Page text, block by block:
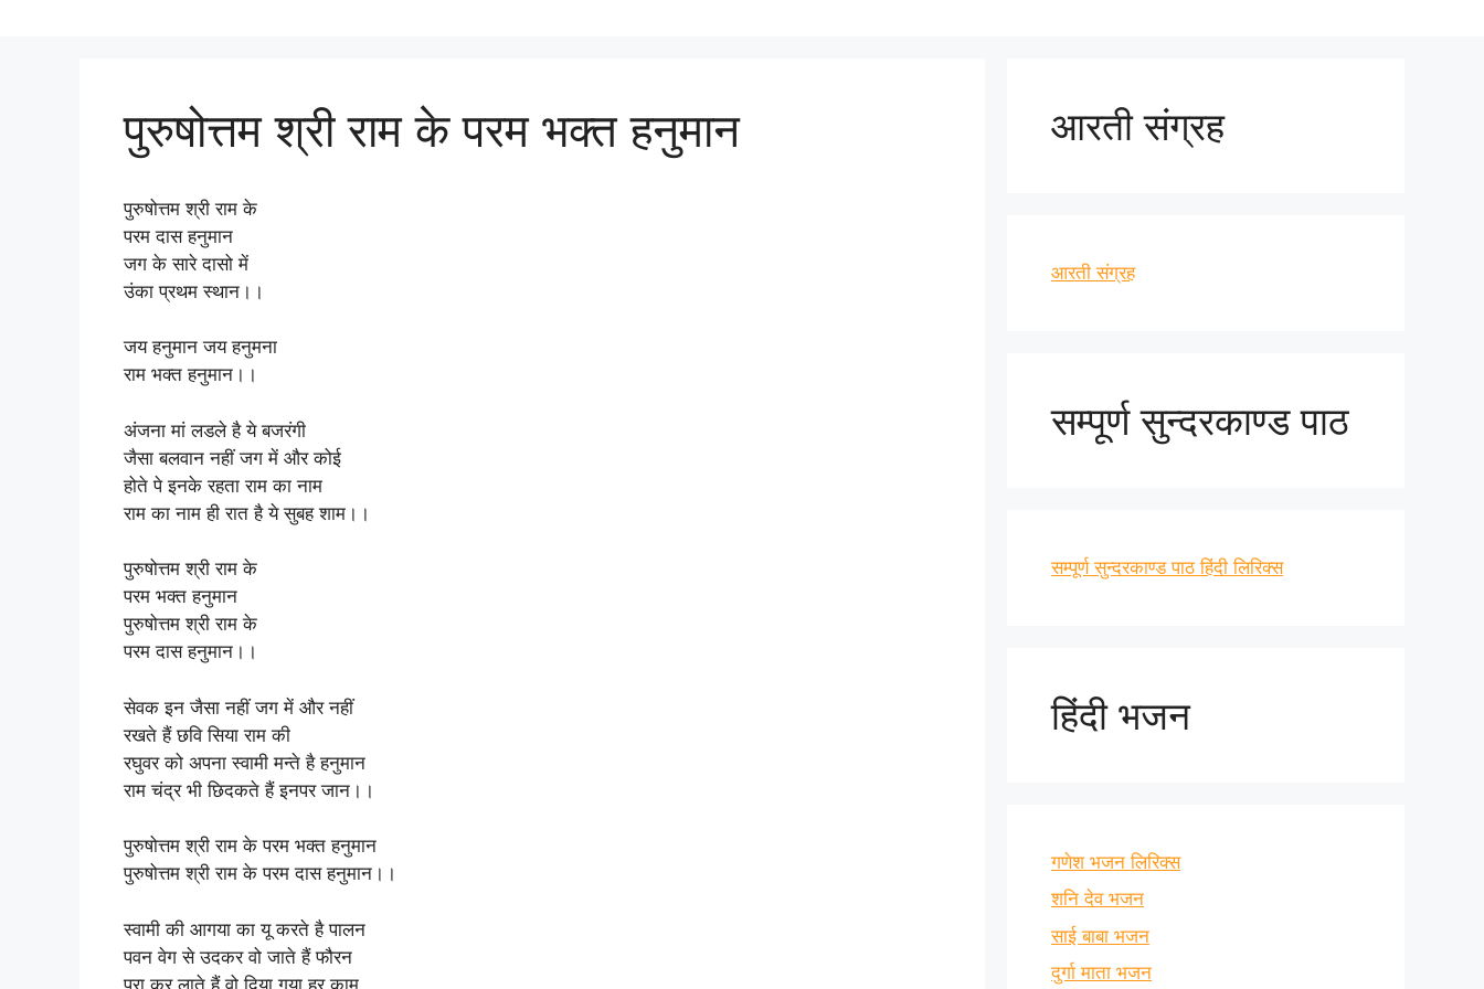
पुरुषोत्तम श्री राम के परम भक्त हनुमान
पुरुषोत्तम श्री राम के
परम दास हनुमान
जग के सारे दासो में
उंका प्रथम स्थान।।
जय हनुमान जय हनुमना
राम भक्त हनुमान।।
अंजना मां लडले है ये बजरंगी
जैसा बलवान नहीं जग में और कोई
होते पे इनके रहता राम का नाम
राम का नाम ही रात है ये सुबह शाम।।
पुरुषोत्तम श्री राम के
परम भक्त हनुमान
पुरुषोत्तम श्री राम के
परम दास हनुमान।।
सेवक इन जैसा नहीं जग में और नहीं
रखते हैं छवि सिया राम की
रघुवर को अपना स्वामी मन्ते है हनुमान
राम चंद्र भी छिदकते हैं इनपर जान।।
पुरुषोत्तम श्री राम के परम भक्त हनुमान
पुरुषोत्तम श्री राम के परम दास हनुमान।।
स्वामी की आगया का यू करते है पालन
पवन वेग से उदकर वो जाते हैं फौरन
पूरा कर लाते हैं वो दिया गया हर काम
आरती संग्रह
आरती संग्रह
सम्पूर्ण सुन्दरकाण्ड पाठ
सम्पूर्ण सुन्दरकाण्ड पाठ हिंदी लिरिक्स
हिंदी भजन
गणेश भजन लिरिक्स
शनि देव भजन
साई बाबा भजन
दुर्गा माता भजन